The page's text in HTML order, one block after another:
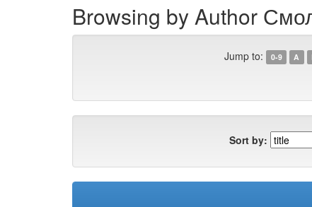
Browsing by Author
Jump to: 0-9 A
Sort by: